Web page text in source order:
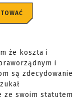
że koszta i
i
są zdecydowanie
ze swoim statutem